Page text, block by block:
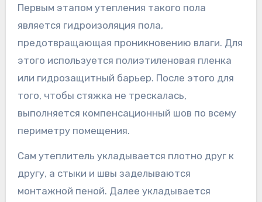
Первым этапом утепления такого пола
является гидроизоляция пола,
предотвращающая проникновению влаги. Для
этого используется полиэтиленовая пленка
или гидрозащитный барьер. После этого для
того, чтобы стяжка не трескалась,
выполняется компенсационный шов по всему
периметру помещения.
Сам утеплитель укладывается плотно друг к
другу, а стыки и швы заделываются
монтажной пеной. Далее укладывается